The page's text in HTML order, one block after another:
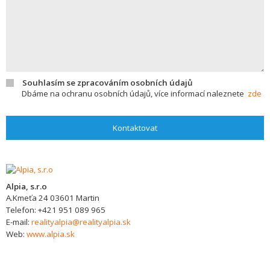
Souhlasím se zpracováním osobních údajů
Dbáme na ochranu osobních údajů, více informací naleznete zde
Kontaktovat
Alpia, s.r.o
A.Kmeťa 2403601 Martin
Telefon: +421 951 089 965
E-mail: realityalpia@realityalpia.sk
Web: www.alpia.sk